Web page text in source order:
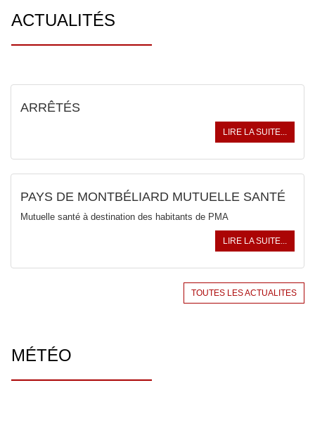
ACTUALITÉS
ARRÊTÉS
LIRE LA SUITE...
PAYS DE MONTBÉLIARD MUTUELLE SANTÉ
Mutuelle santé à destination des habitants de PMA
LIRE LA SUITE...
TOUTES LES ACTUALITES
MÉTÉO